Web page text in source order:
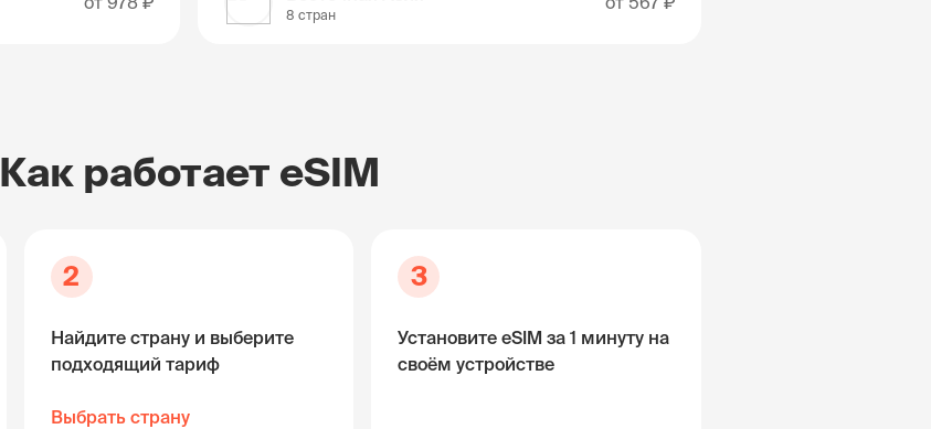
8 стран
Как работает eSIM
2
Найдите страну и выберите
подходящий тариф
Выбрать страну
3
Установите eSIM за 1 минуту на
своём устройстве